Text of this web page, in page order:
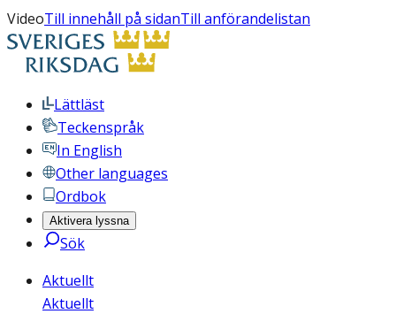
VideoTill innehåll på sidanTill anförandelistan
Lättläst
Teckenspråk
In English
Other languages
Ordbok
Aktivera lyssna
Sök
Aktuellt
Aktuellt